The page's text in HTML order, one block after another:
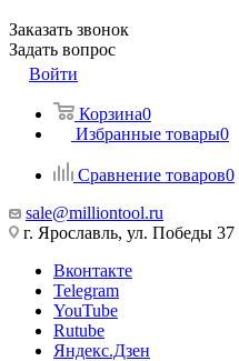
Заказать звонок
Задать вопрос
Войти
Корзина0
Избранные товары0
Сравнение товаров0
sale@milliontool.ru
г. Ярославль, ул. Победы 37
Вконтакте
Telegram
YouTube
Rutube
Яндекс.Дзен